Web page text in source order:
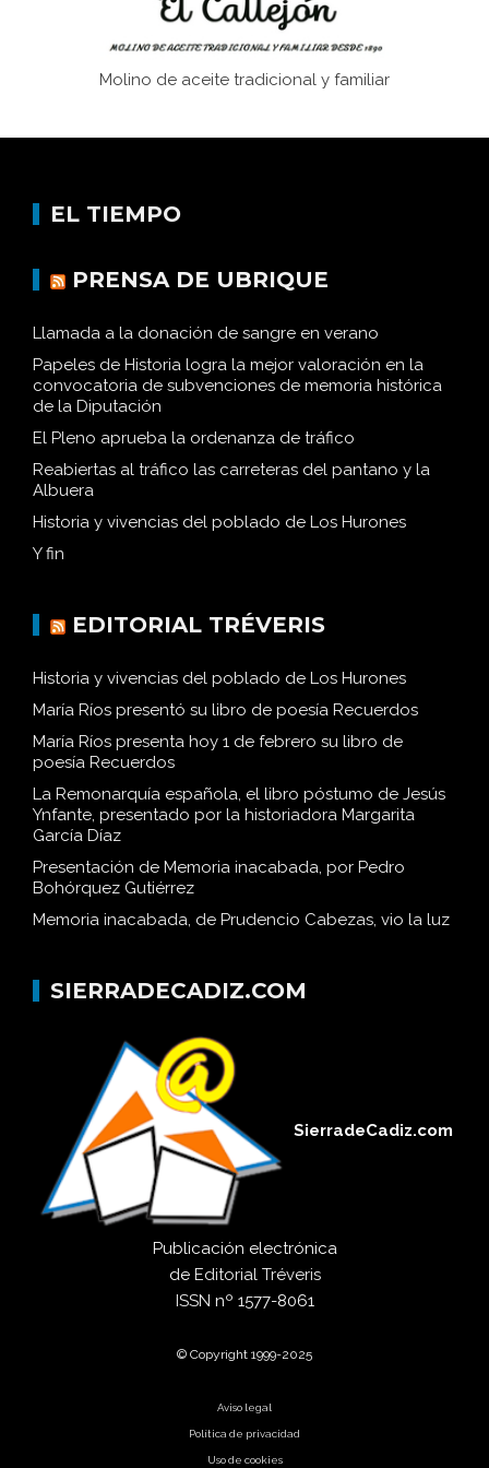
Molino de aceite tradicional y familiar
EL TIEMPO
PRENSA DE UBRIQUE
Llamada a la donación de sangre en verano
Papeles de Historia logra la mejor valoración en la
convocatoria de subvenciones de memoria histórica
de la Diputación
El Pleno aprueba la ordenanza de tráfico
Reabiertas al tráfico las carreteras del pantano y la
Albuera
Historia y vivencias del poblado de Los Hurones
Y fin
EDITORIAL TRÉVERIS
Historia y vivencias del poblado de Los Hurones
María Ríos presentó su libro de poesía Recuerdos
María Ríos presenta hoy 1 de febrero su libro de
poesía Recuerdos
La Remonarquía española, el libro póstumo de Jesús
Ynfante, presentado por la historiadora Margarita
García Díaz
Presentación de Memoria inacabada, por Pedro
Bohórquez Gutiérrez
Memoria inacabada, de Prudencio Cabezas, vio la luz
SIERRADECADIZ.COM
SierradeCadiz.com
Publicación electrónica
de Editorial Tréveris
ISSN nº 1577-8061
© Copyright 1999-2025
Aviso legal
Política de privacidad
Uso de cookies